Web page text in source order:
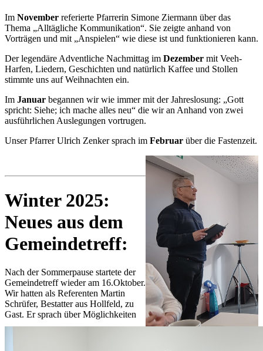
Im November referierte Pfarrerin Simone Ziermann über das
Thema „Alltägliche Kommunikation“. Sie zeigte anhand von
Vorträgen und mit „Anspielen“ wie diese ist und funktionieren kann.
Der legendäre Adventliche Nachmittag im Dezember mit Veeh-
Harfen, Liedern, Geschichten und natürlich Kaffee und Stollen
stimmte uns auf Weihnachten ein.
Im Januar begannen wir wie immer mit der Jahreslosung: „Gott
spricht: Siehe; ich mache alles neu“ die wir an Anhand von zwei
ausführlichen Auslegungen vortrugen.
Unser Pfarrer Ulrich Zenker sprach im Februar über die Fastenzeit.
Winter 2025:
Neues aus dem
Gemeindetreff:
Nach der Sommerpause startete der
Gemeindetreff wieder am 16.Oktober.
Wir hatten als Referenten Martin
Schrüfer, Bestatter aus Hollfeld, zu
Gast. Er sprach über Möglichkeiten